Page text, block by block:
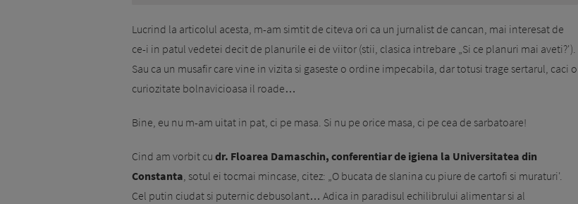
Lucrind la articolul acesta, m-am simtit de citeva ori ca un jurnalist de cancan, mai interesat de
ce-i in patul vedetei decit de planurile ei de viitor (stii, clasica intrebare „Si ce planuri mai aveti?').
Sau ca un musafir care vine in vizita si gaseste o ordine impecabila, dar totusi trage sertarul, caci o
curiozitate bolna­vicioasa il roade…
Bine, eu nu m-am uitat in pat, ci pe masa. Si nu pe orice masa, ci pe cea de sarbatoare!
Cind am vorbit cu dr. Floarea Damaschin, conferentiar de igiena la Universitatea din
Constanta, sotul ei tocmai mincase, citez: „O bucata de slanina cu piure de cartofi si muraturi'.
Cel putin ciudat si puternic debusolant… Adica in paradisul echilibrului alimentar si al